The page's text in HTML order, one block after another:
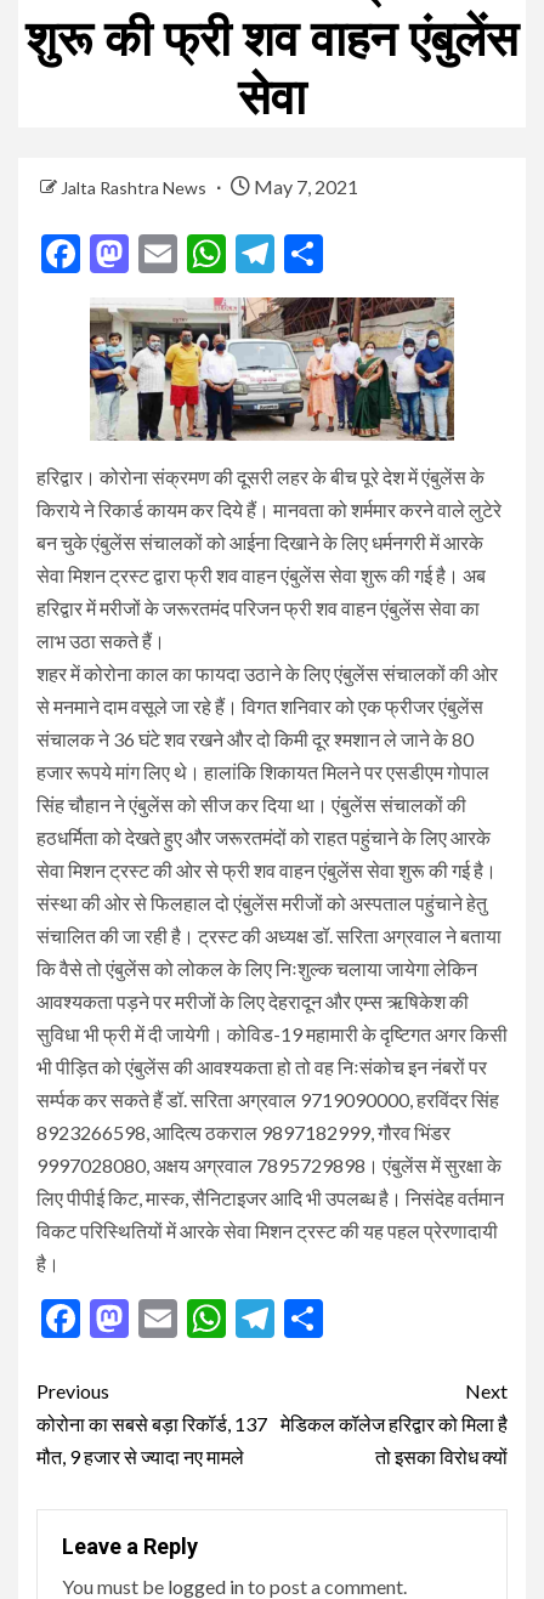
शुरू की फ्री शव वाहन एंबुलेंस
सेवा
Jalta Rashtra News May 7, 2021
Facebook
Mastodon
EmailWhatsApp
Telegram
हरिद्वार। कोरोना संक्रमण की दूसरी लहर के बीच पूरे देश में एंबुलेंस के
किराये ने रिकार्ड कायम कर दिये हैं। मानवता को शर्ममार करने वाले लुटेरे
बन चुके एंबुलेंस संचालकों को आईना दिखाने के लिए धर्मनगरी में आरके
सेवा मिशन ट्रस्ट द्वारा फ्री शव वाहन एंबुलेंस सेवा शुरू की गई है। अब
हरिद्वार में मरीजों के जरूरतमंद परिजन फ्री शव वाहन एंबुलेंस सेवा का
लाभ उठा सकते हैं।
शहर में कोरोना काल का फायदा उठाने के लिए एंबुलेंस संचालकों की ओर
से मनमाने दाम वसूले जा रहे हैं। विगत शनिवार को एक फ्रीजर एंबुलेंस
संचालक ने 36 घंटे शव रखने और दो किमी दूर श्मशान ले जाने के 80
हजार रूपये मांग लिए थे। हालांकि शिकायत मिलने पर एसडीएम गोपाल
सिंह चौहान ने एंबुलेंस को सीज कर दिया था। एंबुलेंस संचालकों की
हठधर्मिता को देखते हुए और जरूरतमंदों को राहत पहुंचाने के लिए आरके
सेवा मिशन ट्रस्ट की ओर से फ्री शव वाहन एंबुलेंस सेवा शुरू की गई है।
संस्था की ओर से फिलहाल दो एंबुलेंस मरीजों को अस्पताल पहुंचाने हेतु
संचालित की जा रही है। ट्रस्ट की अध्यक्ष डॉ. सरिता अग्रवाल ने बताया
कि वैसे तो एंबुलेंस को लोकल के लिए निःशुल्क चलाया जायेगा लेकिन
आवश्यकता पड़ने पर मरीजों के लिए देहरादून और एम्स ऋषिकेश की
सुविधा भी फ्री में दी जायेगी। कोविड-19 महामारी के दृष्टिगत अगर किसी
भी पीड़ित को एंबुलेंस की आवश्यकता हो तो वह निःसंकोच इन नंबरों पर
सर्म्पक कर सकते हैं डॉ. सरिता अग्रवाल 9719090000, हरविंदर सिंह
8923266598, आदित्य ठकराल 9897182999, गौरव भिंडर
9997028080, अक्षय अग्रवाल 7895729898। एंबुलेंस में सुरक्षा के
लिए पीपीई किट, मास्क, सैनिटाइजर आदि भी उपलब्ध है। निसंदेह वर्तमान
विकट परिस्थितियों में आरके सेवा मिशन ट्रस्ट की यह पहल प्रेरणादायी
है।
Facebook
Mastodon
EmailWhatsApp
Telegram
Post
navigation
Previous
कोरोना का सबसे बड़ा रिकॉर्ड, 137
मौत, 9 हजार से ज्यादा नए मामले
Next
मेडिकल कॉलेज हरिद्वार को मिला है
तो इसका विरोध क्यों
Leave a Reply
You must be logged into post a comment.